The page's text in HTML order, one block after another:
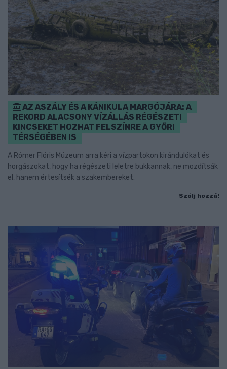
AZ ASZÁLY ÉS A KÁNIKULA MARGÓJÁRA: A
REKORD ALACSONY VÍZÁLLÁS RÉGÉSZETI
KINCSEKET HOZHAT FELSZÍNRE A GYŐRI
TÉRSÉGÉBEN IS
A Rómer Flóris Múzeum arra kéri a vízpartokon kirándulókat és
horgászokat, hogy ha régészeti leletre bukkannak, ne mozdítsák
el, hanem értesítsék a szakembereket.
Szólj hozzá!